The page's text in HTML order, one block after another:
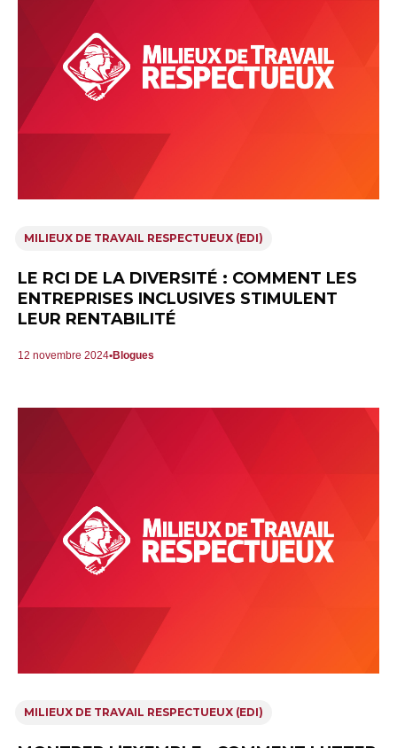
MILIEUX DE TRAVAIL RESPECTUEUX (EDI)
LE RCI DE LA DIVERSITÉ : COMMENT LES
ENTREPRISES INCLUSIVES STIMULENT
LEUR RENTABILITÉ
12 novembre 2024 Blogues
MILIEUX DE TRAVAIL RESPECTUEUX (EDI)